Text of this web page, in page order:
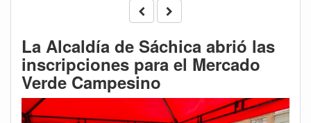
La Alcaldía de Sáchica abrió las
inscripciones para el Mercado
Verde Campesino